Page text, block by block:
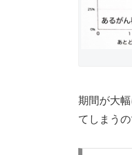
期間が大
てしまうの